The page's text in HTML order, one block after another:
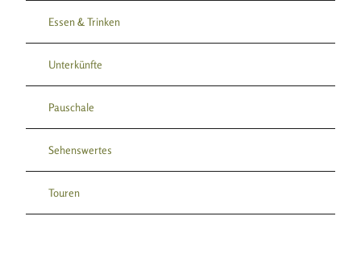
Essen & Trinken
Unterkünfte
Pauschale
Sehenswertes
Touren